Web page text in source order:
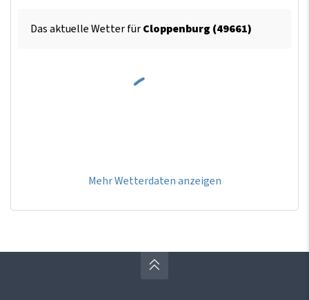
Das aktuelle Wetter fürCloppenburg (49661)
Mehr Wetterdaten anzeigen